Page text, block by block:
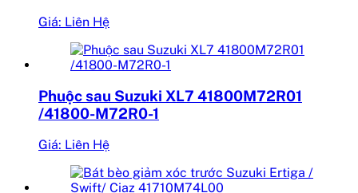
Giá: Liên Hệ
Phuộc sau Suzuki XL7 41800M72R01
/41800-M72R0-1
Giá: Liên Hệ